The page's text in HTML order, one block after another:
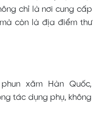
chỉ là nơi cung cấp
còn là địa điểm thư
xăm Hàn Quốc,
tác dụng phụ, không